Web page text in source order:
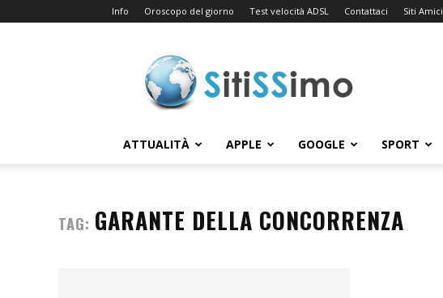
Info Oroscopo del giorno Test velocità ADSL Contattaci Siti Amici
ATTUALITÀ APPLE GOOGLE SPORT
TAG: GARANTE DELLA CONCORRENZA